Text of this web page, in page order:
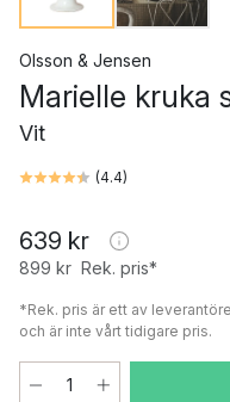
Olsson & Jensen
Marielle kruka
Vit
(4.4)
639 kr
899 kr Rek. pris*
*Rek. pris är ett av
och är inte vårt tidigare pris.